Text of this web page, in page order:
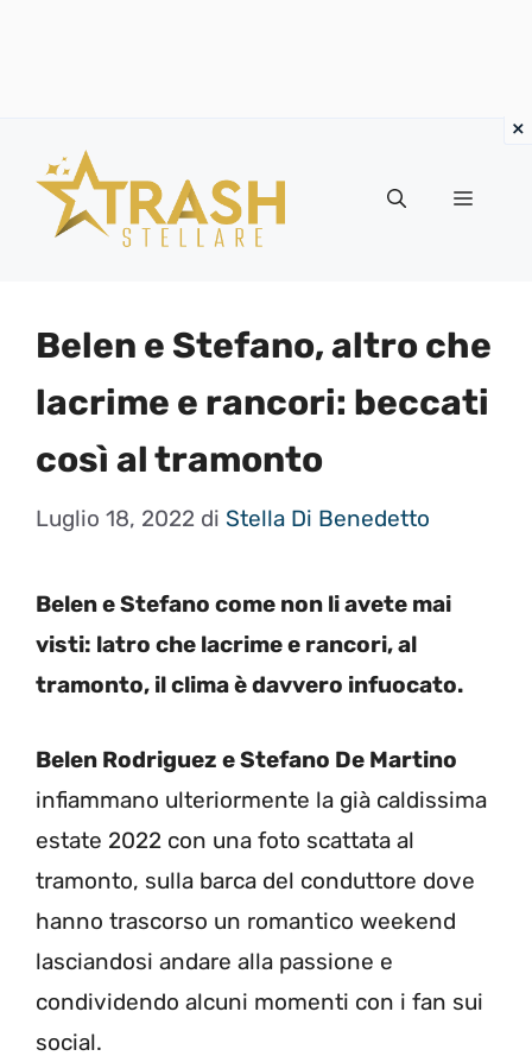
contenuto
Menu
Belen e Stefano, altro che
lacrime e rancori: beccati
così al tramonto
Luglio 18, 2022 di Stella Di Benedetto
Belen e Stefano come non li avete mai
visti: latro che lacrime e rancori, al
tramonto, il clima è davvero infuocato.
Belen Rodriguez e Stefano De Martino
infiammano ulteriormente la già caldissima
estate 2022 con una foto scattata al
tramonto, sulla barca del conduttore dove
hanno trascorso un romantico weekend
lasciandosi andare alla passione e
condividendo alcuni momenti con i fan sui
social.